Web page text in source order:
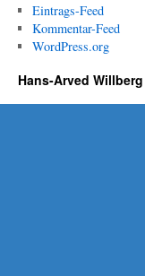
Eintrags-Feed
Kommentar-Feed
WordPress.org
Hans-Arved Willberg